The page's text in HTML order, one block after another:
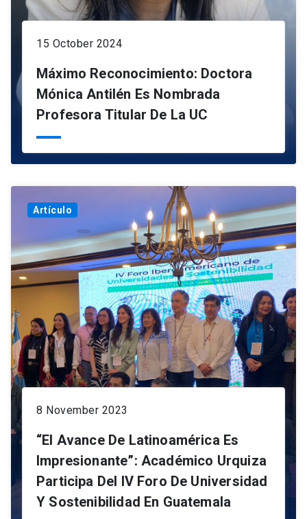
15 October 2024
Máximo Reconocimiento: Doctora
Mónica Antilén Es Nombrada
Profesora Titular De La UC
Artículo
8 November 2023
“El Avance De Latinoamérica Es
Impresionante”: Académico Urquiza
Participa Del IV Foro De Universidad
Y Sostenibilidad En Guatemala